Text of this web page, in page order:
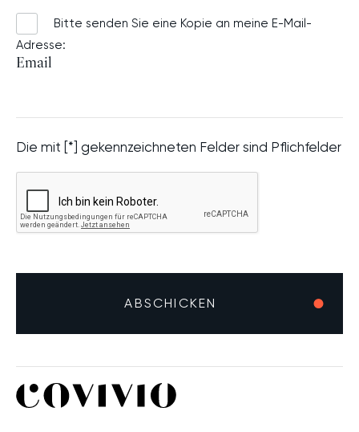
Dateigröße:
25
MB,
Max.
Bitte senden Sie eine Kopie an meine E-Mail-
Adresse:
Email
Die mit [*] gekennzeichneten Felder sind Pflichfelder